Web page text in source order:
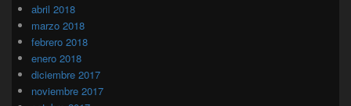
abril 2018
marzo 2018
febrero 2018
enero 2018
diciembre 2017
noviembre 2017